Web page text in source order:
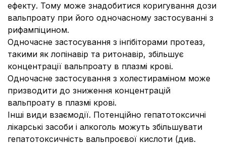
ефекту. Тому може знадобитися коригування дози
вальпроату при його одночасному застосуванні з
рифампіцином.
Одночасне застосування з інгібіторами протеаз,
такими як лопінавір та ритонавір, збільшує
концентрації вальпроату в плазмі крові.
Одночасне застосування з холестираміном може
призводити до зниження концентрацій
вальпроату в плазмі крові.
Інші види взаємодії. Потенційно гепатотоксичні
лікарські засоби і алкоголь можуть збільшувати
гепатотоксичність вальпроєвої кислоти (див.